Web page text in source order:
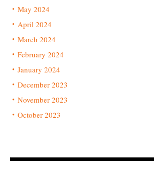
May 2024
April 2024
March 2024
February 2024
January 2024
December 2023
November 2023
October 2023